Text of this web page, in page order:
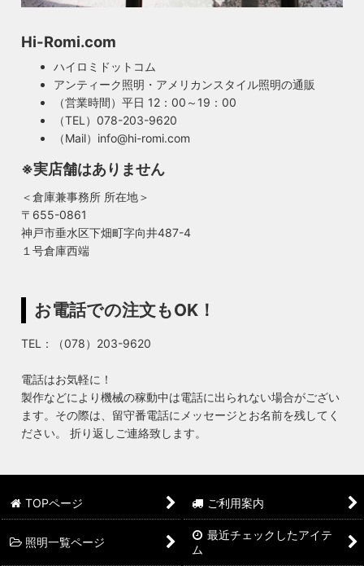
Hi-Romi.com
ハイロミドットコム
アンティーク照明・アメリカンスタイル照明の通販
（営業時間）平日 12：00～19：00
（TEL）078-203-9620
（Mail）info@hi-romi.com
※実店舗はありません
＜倉庫兼事務所 所在地＞
〒655-0861
神戸市垂水区下畑町字向井487-4
１号倉庫西端
お電話での注文もOK！
TEL：（078）203-9620
電話はお気軽に！
製作などにより機械の稼動中は電話に出られない場合がござい
ます。その際は、留守番電話にメッセージとお名前を残してく
ださい。 折り返しご連絡致します。
TOPページ ご利用案内
照明一覧ページ
最近チェックしたアイテ
ム